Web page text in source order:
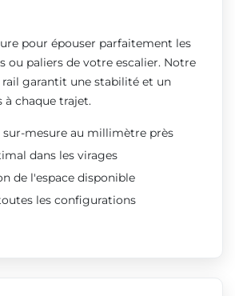
pour épouser parfaitement les
ou paliers de votre escalier. Notre
garantit une stabilité et un
chaque trajet.
mesure au millimètre près
dans les virages
de l'espace disponible
les configurations